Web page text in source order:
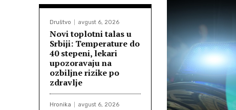
Društvo avgust 6, 2026
Novi toplotni talas u
Srbiji: Temperature do
40 stepeni, lekari
upozoravaju na
ozbiljne rizike po
zdravlje
Hronika avgust 6, 2026